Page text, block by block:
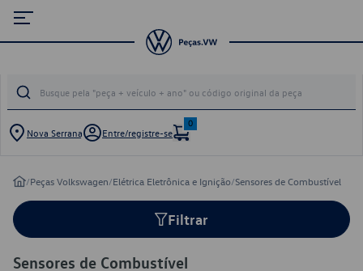
Nova Serrana Entre/registre-se
0
/Peças Volkswagen/Elétrica Eletrônica e Ignição/Sensores de Combustível
Filtrar
Sensores de Combustível